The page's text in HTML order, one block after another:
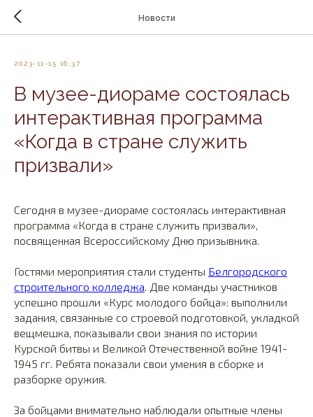
Новости
2023-11-15 16:37
В музее-диораме состоялась
интерактивная программа
«Когда в стране служить
призвали»
Сегодня в музее-диораме состоялась интерактивная
программа «Когда в стране служить призвали»,
посвященная Всероссийскому Дню призывника.
Гостями мероприятия стали студенты Белгородского
строительного колледжа. Две команды участников
успешно прошли «Курс молодого бойца»: выполнили
задания, связанные со строевой подготовкой, укладкой
вещмешка, показывали свои знания по истории
Курской битвы и Великой Отечественной войне 1941-
1945 гг. Ребята показали свои умения в сборке и
разборке оружия.
За бойцами внимательно наблюдали опытные члены